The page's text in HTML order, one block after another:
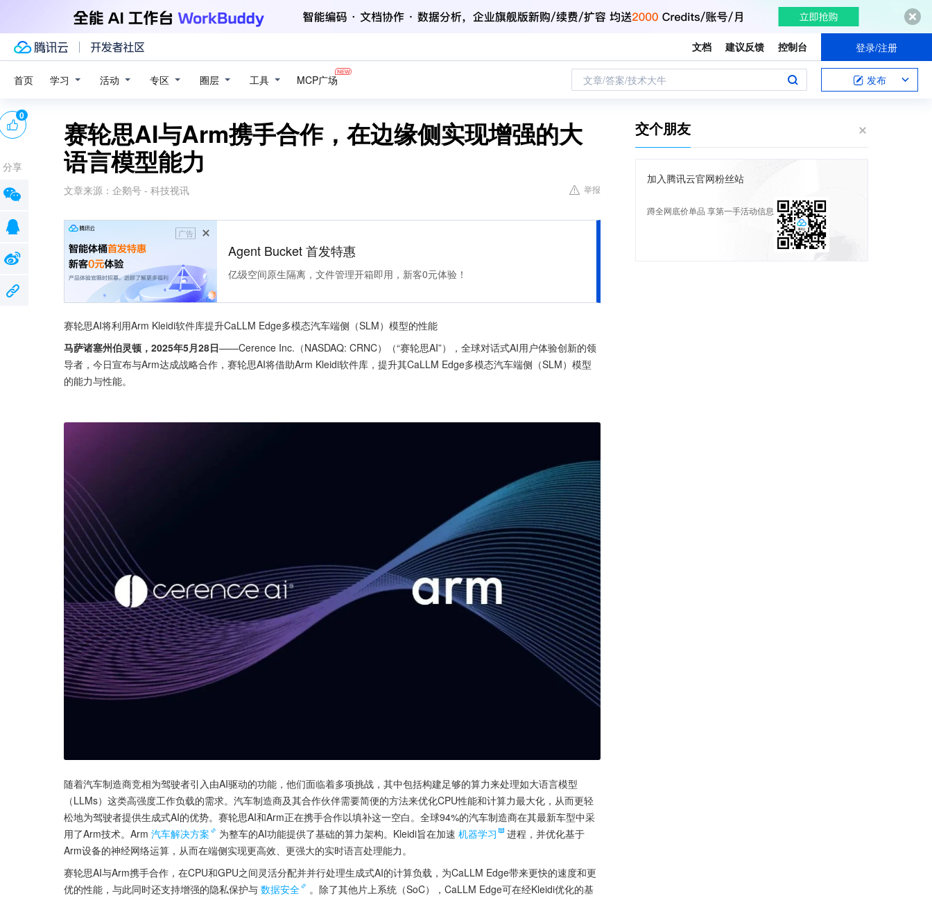
文档 建议反馈 控制台 登录/注册
首页 学习 活动 专区 圈层 工具 MCP广场 文章/答案/技术大牛 发布
赛轮思AI与Arm携手合作，在边缘侧实现增强的大
语言模型能力
文章来源： 企鹅号 - 科技视讯 举报
广告
Agent Bucket 首发特惠
亿级空间原生隔离，文件管理开箱即用，新客0元体验！
赛轮思AI将利用Arm Kleidi软件库提升CaLLM Edge多模态汽车端侧（SLM）模型的性能
马萨诸塞州伯灵顿，2025年5月28日——Cerence Inc.（NASDAQ: CRNC）（“赛轮思AI”），全球对话式AI用户体验创新的领
导者，今日宣布与Arm达成战略合作，赛轮思AI将借助Arm Kleidi软件库，提升其CaLLM Edge多模态汽车端侧（SLM）模型
的能力与性能。
随着汽车制造商竞相为驾驶者引入由AI驱动的功能，他们面临着多项挑战，其中包括构建足够的算力来处理如大语言模型
（LLMs）这类高强度工作负载的需求。汽车制造商及其合作伙伴需要简便的方法来优化CPU性能和计算力最大化，从而更轻
松地为驾驶者提供生成式AI的优势。赛轮思AI和Arm正在携手合作以填补这一空白。全球94%的汽车制造商在其最新车型中采
用了Arm技术。Arm 汽车解决方案 为整车的AI功能提供了基础的算力架构。Kleidi旨在加速 机器学习
进程，并优化基于
Arm设备的神经网络运算，从而在端侧实现更高效、更强大的实时语言处理能力。
赛轮思AI与Arm携手合作，在CPU和GPU之间灵活分配并并行处理生成式AI的计算负载，为CaLLM Edge带来更快的速度和更
优的性能，与此同时还支持增强的隐私保护与 数据安全
。除了其他片上系统（SoC），CaLLM Edge可在经Kleidi优化的基
0
分享
交个朋友
加入腾讯云官网粉丝站
蹲全网底价单品 享第一手活动信息